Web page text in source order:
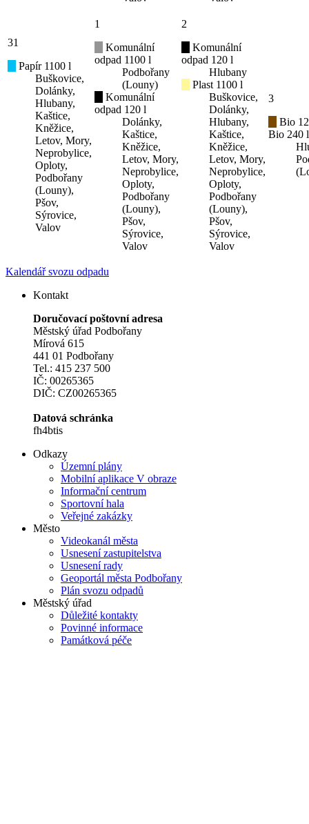
31
Papír 1100 l
Buškovice,
Dolánky,
Hlubany,
Kaštice,
Kněžice,
Letov, Mory,
Neprobylice,
Oploty,
Podbořany
(Louny),
Pšov,
Sýrovice,
Valov
1
Komunální
odpad 1100 l
Podbořany
(Louny)
Komunální
odpad 120 l
Dolánky,
Kaštice,
Kněžice,
Letov, Mory,
Neprobylice,
Oploty,
Podbořany
(Louny),
Pšov,
Sýrovice,
Valov
2
Komunální
odpad 120 l
Hlubany
Plast 1100 l
Buškovice,
Dolánky,
Hlubany,
Kaštice,
Kněžice,
Letov, Mory,
Neprobylice,
Oploty,
Podbořany
(Louny),
Pšov,
Sýrovice,
Valov
3
Bio
Bio 240 l
Kalendář svozu odpadu
Kontakt
Doručovací poštovní adresa
Městský úřad Podbořany
Mírová 615
441 01 Podbořany
Tel.: 415 237 500
IČ: 00265365
DIČ: CZ00265365
Datová schránka
fh4btis
Odkazy
Územní plány
Mobilní aplikace V obraze
Informační centrum
Sportovní hala
Veřejné zakázky
Město
Videokanál města
Usnesení zastupitelstva
Usnesení rady
Geoportál města Podbořany
Plán svozu odpadů
Městský úřad
Důležité kontakty
Povinné informace
Památková péče